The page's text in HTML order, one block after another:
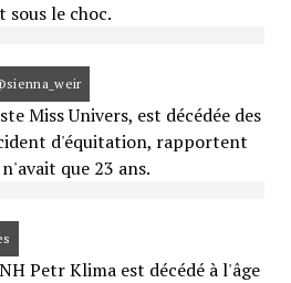
sous le choc.
Miss Univers, est décédée des
d'équitation, rapportent
que 23 ans.
Petr Klima est décédé à l'âge